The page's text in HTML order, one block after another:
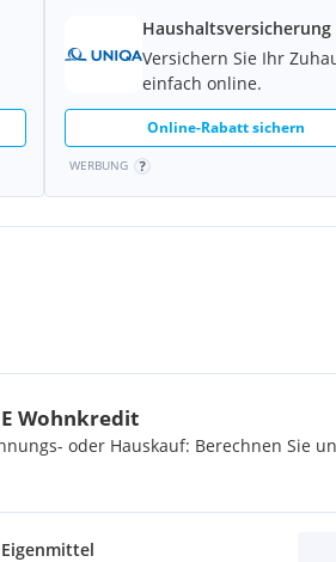
Haushaltsversicherung
Versichern Sie Ihr
einfach online.
Online-Rabatt sichern
WERBUNG
Wohnkredit
oder Hauskauf: Berechnen Sie
Eigenmittel